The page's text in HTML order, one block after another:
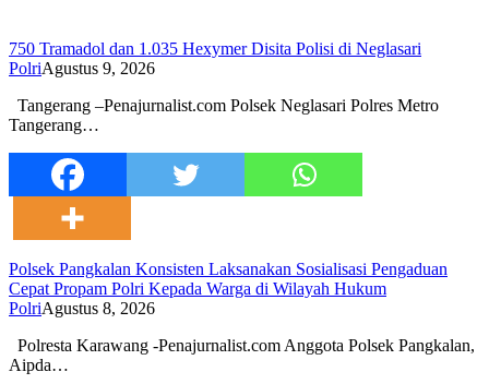
750 Tramadol dan 1.035 Hexymer Disita Polisi di Neglasari
PolriAgustus 9, 2026
Tangerang –Penajurnalist.com Polsek Neglasari Polres Metro
Tangerang…
Polsek Pangkalan Konsisten Laksanakan Sosialisasi Pengaduan
Cepat Propam Polri Kepada Warga di Wilayah Hukum
PolriAgustus 8, 2026
Polresta Karawang -Penajurnalist.com Anggota Polsek Pangkalan,
Aipda…